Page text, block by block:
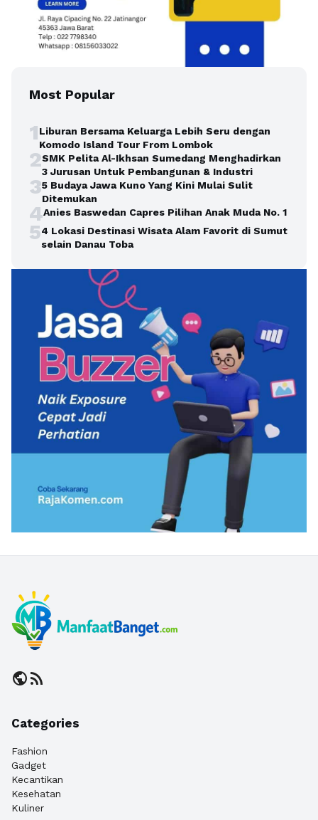
Most Popular
1Liburan Bersama Keluarga Lebih Seru dengan
Komodo Island Tour From Lombok
2SMK Pelita Al-Ikhsan Sumedang Menghadirkan
3 Jurusan Untuk Pembangunan & Industri
35 Budaya Jawa Kuno Yang Kini Mulai Sulit
Ditemukan
4Anies Baswedan Capres Pilihan Anak Muda No. 1
54 Lokasi Destinasi Wisata Alam Favorit di Sumut
selain Danau Toba
publicrss_feed
Categories
Fashion
Gadget
Kecantikan
Kesehatan
Kuliner